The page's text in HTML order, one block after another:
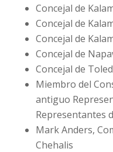
Concejal de
Concejal de
Concejal de
Concejal de
Concejal de
Miembro del
antiguo
Representantes
Mark Anders,
Chehalis